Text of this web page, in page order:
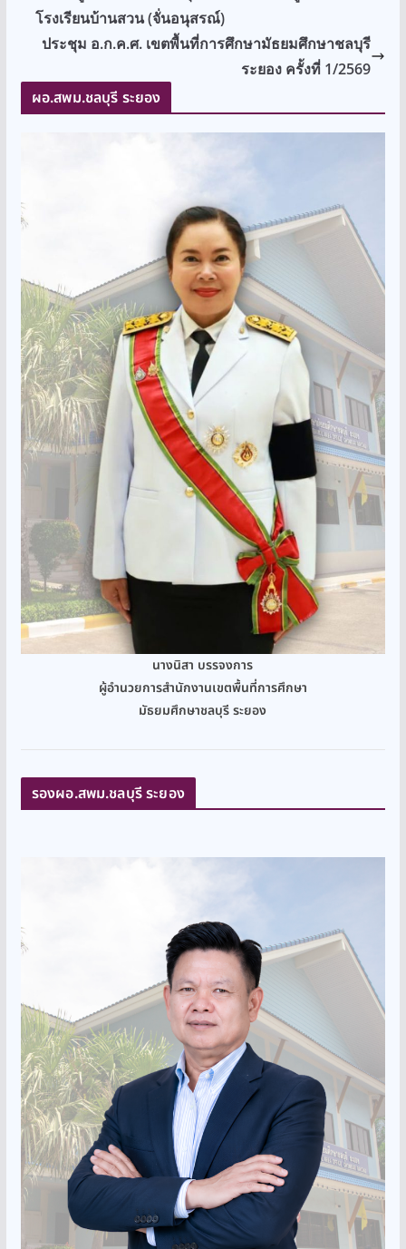
โรงเรียนบ้านสวน (จั่นอนุสรณ์)
ประชุม อ.ก.ค.ศ. เขตพื้นที่การศึกษามัธยมศึกษาชลบุรี
ระยอง ครั้งที่ 1/2569
ผอ.สพม.ชลบุรี ระยอง
นางนิสา บรรจงการ
ผู้อำนวยการสำนักงานเขตพื้นที่การศึกษา
มัธยมศึกษาชลบุรี ระยอง
รองผอ.สพม.ชลบุรี ระยอง